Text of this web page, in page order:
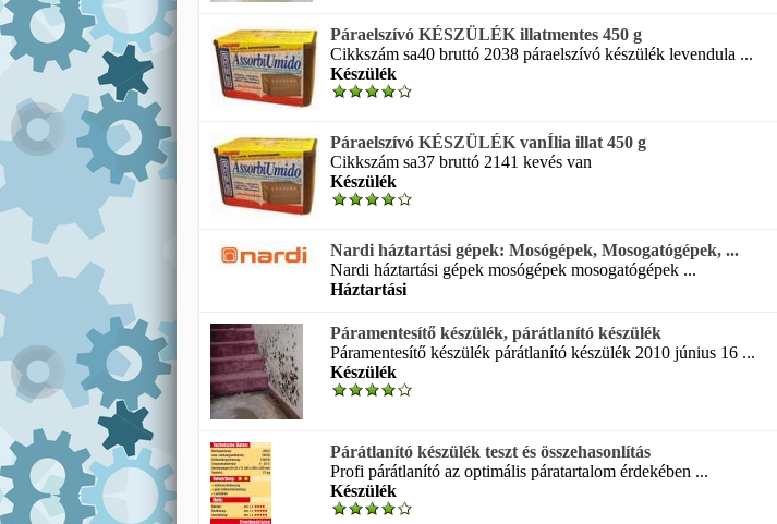
Páraelszívó KÉSZÜLÉK illatmentes 450 g
Cikkszám sa40 bruttó 2038 páraelszívó készülék levendula ...
Készülék
Páraelszívó KÉSZÜLÉK vanÍlia illat 450 g
Cikkszám sa37 bruttó 2141 kevés van
Készülék
Nardi háztartási gépek: Mosógépek, Mosogatógépek, ...
Nardi háztartási gépek mosógépek mosogatógépek ...
Háztartási
Páramentesítő készülék, párátlanító készülék
Páramentesítő készülék párátlanító készülék 2010 június 16 ...
Készülék
Párátlanító készülék teszt és összehasonlítás
Profi párátlanító az optimális páratartalom érdekében ...
Készülék